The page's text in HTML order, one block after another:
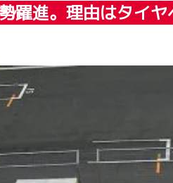
躍進。理由はタイ